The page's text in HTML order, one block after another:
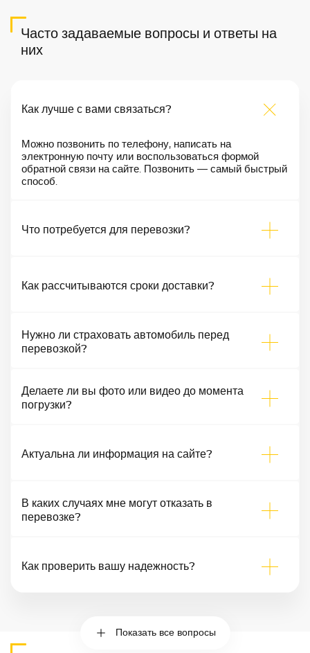
Часто задаваемые вопросы и ответы на
них
Как лучше с вами связаться?
Можно позвонить по телефону, написать на
электронную почту или воспользоваться формой
обратной связи на сайте. Позвонить — самый быстрый
способ.
Что потребуется для перевозки?
Как рассчитываются сроки доставки?
Нужно ли страховать автомобиль перед
перевозкой?
Делаете ли вы фото или видео до момента
погрузки?
Актуальна ли информация на сайте?
В каких случаях мне могут отказать в
перевозке?
Как проверить вашу надежность?
Показать все вопросы